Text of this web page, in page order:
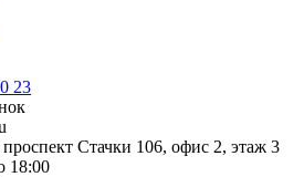
23
​Стачки 106, ​офис 2, этаж 3
18:00